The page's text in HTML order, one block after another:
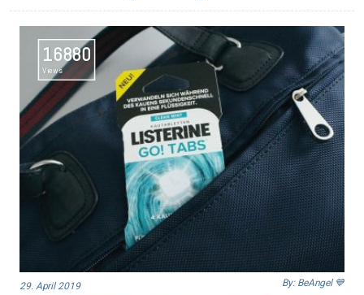
16880
Views
29. April 2019 By: BeAngel 💙